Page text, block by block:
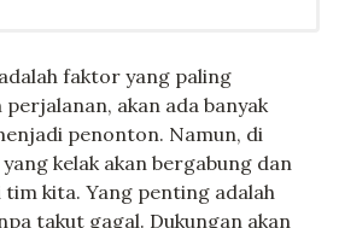
faktor yang paling
akan ada banyak
penonton. Namun, di
kelak akan bergabung dan
kita. Yang penting adalah
takut gagal. Dukungan akan